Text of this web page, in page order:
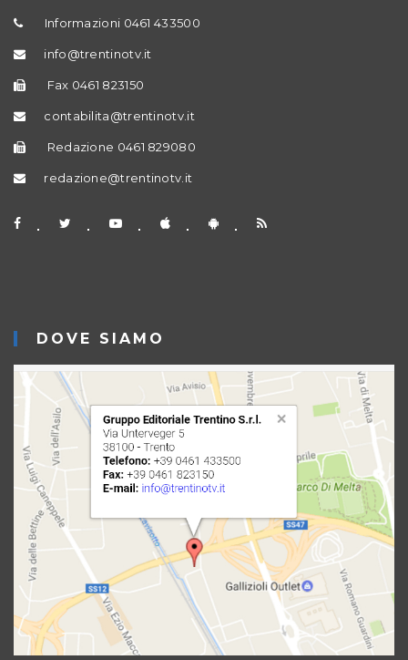
Informazioni 0461 433500
info@trentinotv.it
Fax 0461 823150
contabilita@trentinotv.it
Redazione 0461 829080
redazione@trentinotv.it
DOVE SIAMO